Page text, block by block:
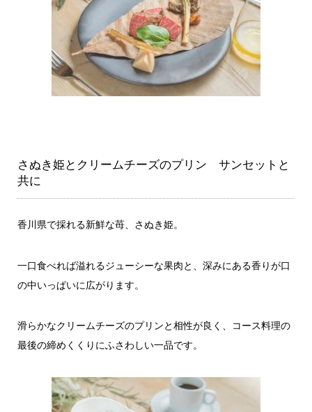
さぬき姫とクリームチーズのプリン サンセットと
共に
香川県で採れる新鮮な苺、さぬき姫。
一口食べれば溢れるジューシーな果肉と、深みにある香りが口
の中いっぱいに広がります。
滑らかなクリームチーズのプリンと相性が良く、コース料理の
最後の締めくくりにふさわしい一品です。